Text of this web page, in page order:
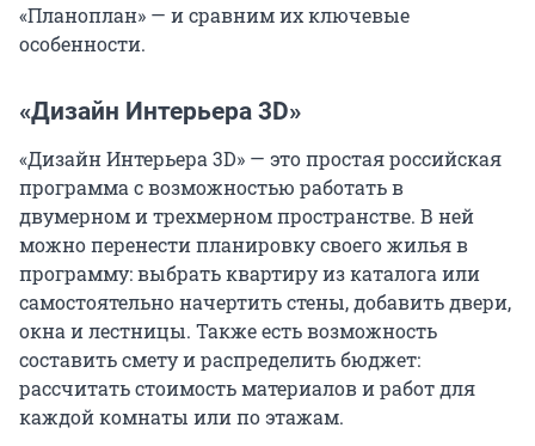
«Планоплан» — и сравним их ключевые
особенности.
«Дизайн Интерьера 3D»
«Дизайн Интерьера 3D» — это простая российская
программа с возможностью работать в
двумерном и трехмерном пространстве. В ней
можно перенести планировку своего жилья в
программу: выбрать квартиру из каталога или
самостоятельно начертить стены, добавить двери,
окна и лестницы. Также есть возможность
составить смету и распределить бюджет:
рассчитать стоимость материалов и работ для
каждой комнаты или по этажам.